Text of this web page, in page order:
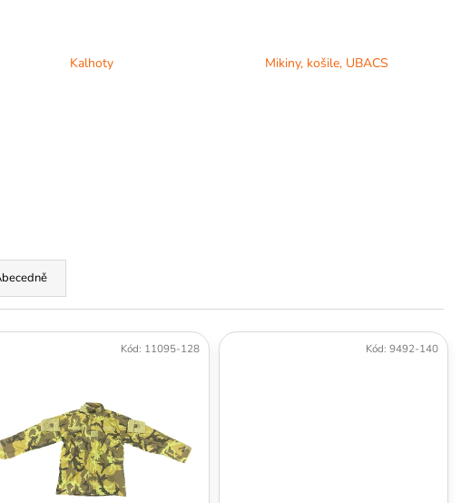
Kalhoty Mikiny, košile, UBACS
Kód: 11095-128 Kód: 9492-140